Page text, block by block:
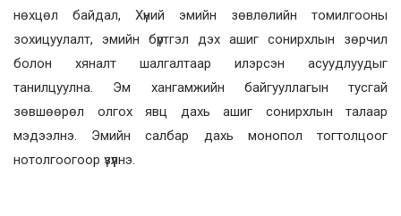
нөхцөл байдал, Хүний эмийн зөвлөлийн томилгооны
зохицуулалт, эмийн бүртгэл дэх ашиг сонирхлын зөрчил
болон хяналт шалгалтаар илэрсэн асуудлуудыг
танилцуулна. Эм хангамжийн байгууллагын тусгай
зөвшөөрөл олгох явц дахь ашиг сонирхлын талаар
мэдээлнэ. Эмийн салбар дахь монопол тогтолцоог
нотолгоогоор үзүүлнэ.